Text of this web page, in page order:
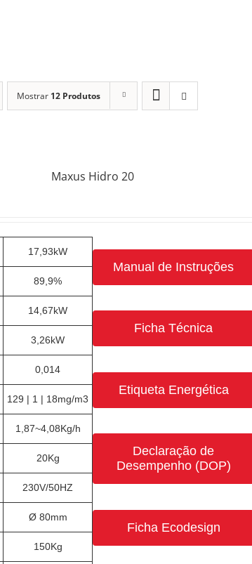
Mostrar 12 Produtos
Maxus Hidro 20
17,93kW
89,9%
14,67kW
3,26kW
0,014
129 | 1 | 18mg/m3
1,87~4,08Kg/h
20Kg
230V/50HZ
Ø 80mm
150Kg
Manual de Instruções
Ficha Técnica
Etiqueta Energética
Declaração de
Desempenho (DOP)
Ficha Ecodesign